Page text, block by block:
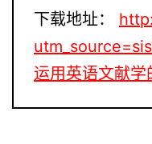
下载地址：
运用英语文献学